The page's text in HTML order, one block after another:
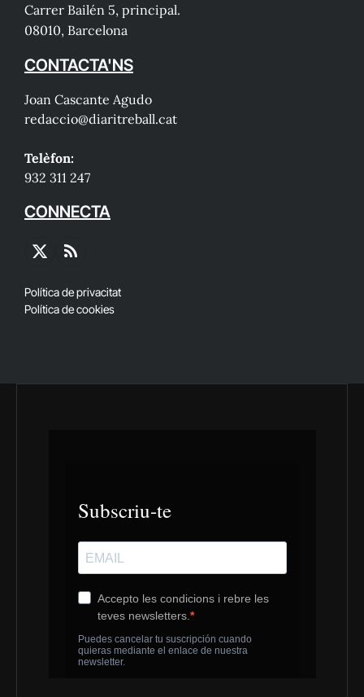
Carrer Bailén 5, principal.
08010, Barcelona
CONTACTA'NS
Joan Cascante Agudo
redaccio@diaritreball.cat
Telèfon:
932 311 247
CONNECTA
X
RSS
Política de privacitat
Política de cookies